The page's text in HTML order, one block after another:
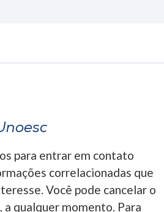
para entrar em contato
correlacionadas que
Você pode cancelar o
a qualquer momento. Para